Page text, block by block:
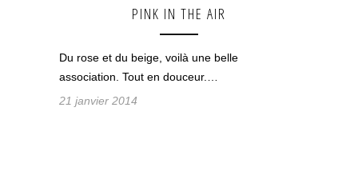
PINK IN THE AIR
Du rose et du beige, voilà une belle
association. Tout en douceur.…
21 janvier 2014